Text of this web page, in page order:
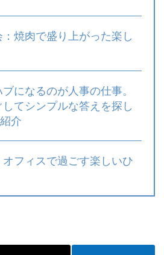
焼肉で盛り上がった楽し
になるのが人事の仕事。
てシンプルな答えを探し
介
フィスで過ごす楽しいひ